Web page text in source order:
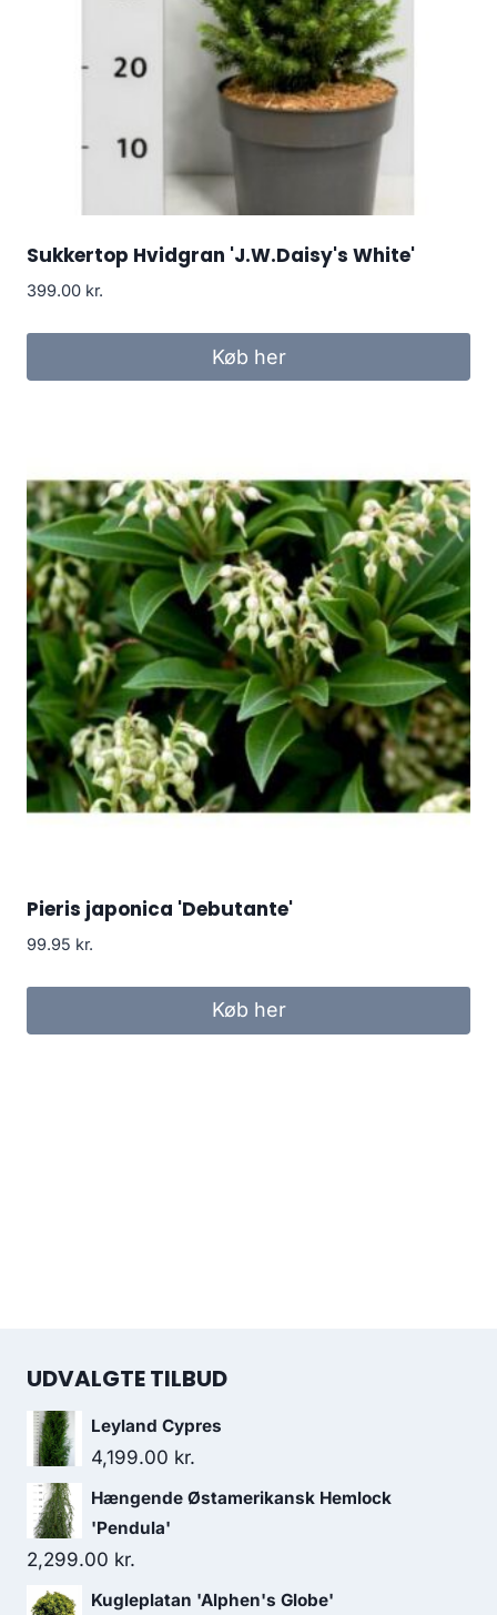
Sukkertop Hvidgran 'J.W.Daisy's White'
399.00 kr.
Køb her
Pieris japonica 'Debutante'
99.95 kr.
Køb her
UDVALGTE TILBUD
Leyland Cypres
4,199.00 kr.
Hængende Østamerikansk Hemlock
'Pendula'
2,299.00 kr.
Kugleplatan 'Alphen's Globe'